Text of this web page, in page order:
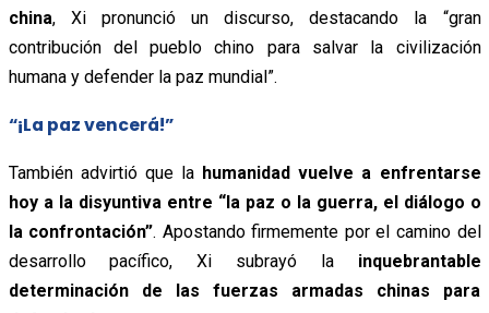
china, Xi pronunció un discurso, destacando la “gran
contribución del pueblo chino para salvar la civilización
humana y defender la paz mundial”.
“¡La paz vencerá!”
También advirtió que la humanidad vuelve a enfrentarse
hoy a la disyuntiva entre “la paz o la guerra, el diálogo o
la confrontación”. Apostando firmemente por el camino del
desarrollo pacífico, Xi subrayó la inquebrantable
determinación de las fuerzas armadas chinas para